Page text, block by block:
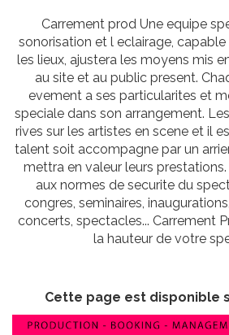
Carrement prod Une equipe
sonorisation et l eclairage,
les lieux, ajustera les moyens mis
au site et au public present.
evement a ses particularites et
speciale dans son arrangement.
rives sur les artistes en scene et il
talent soit accompagne par un
mettra en valeur leurs
aux normes de securite du
congres, seminaires,
concerts, spectacles... Carrement
la hauteur de votre
Cette page est disponible